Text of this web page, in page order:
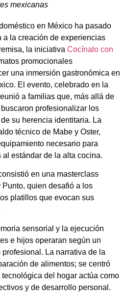
mexicanas
en México ha pasado
la creación de experiencias
la iniciativa Cocínalo con
promocionales
una inmersión gastronómica en
El evento, celebrado en la
a familias que, más allá de
profesionalizar los
su herencia identitaria. La
técnico de Mabe y Oster,
necesario para
estándar de la alta cocina.
en una masterclass
Punto, quien desafió a los
platillos que evocan sus
sensorial y la ejecución
e hijos operaran según un
La narrativa de la
de alimentos; se centró
del hogar actúa como
y de desarrollo personal.